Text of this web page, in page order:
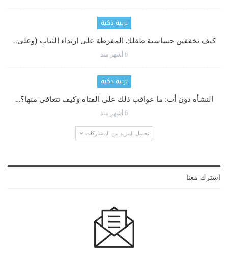
تربية ذكية
كيف تخففين حساسية طفلك المفرطة على ارتداء الثياب (وعلى…
6 أشهر منذ
تربية ذكية
النشأة دون أب: ما عواقب ذلك على الفتاة وكيف تتعافى منها؟…
6 أشهر منذ
تحميل المزيد من المشاركات
اشترك معنا